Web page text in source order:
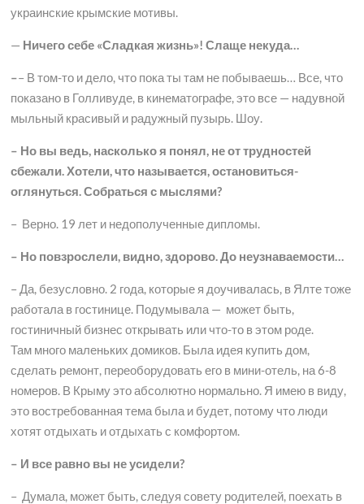
украинские крымские мотивы.
— Ничего себе «Сладкая жизнь»! Слаще некуда…
–– В том-то и дело, что пока ты там не побываешь… Все, что
показано в Голливуде, в кинематографе, это все — надувной
мыльный красивый и радужный пузырь. Шоу.
– Но вы ведь, насколько я понял, не от трудностей
сбежали. Хотели, что называется, остановиться-
оглянуться. Собраться с мыслями?
– Верно. 19 лет и недополученные дипломы.
– Но повзрослели, видно, здорово. До неузнаваемости…
– Да, безусловно. 2 года, которые я доучивалась, в Ялте тоже
работала в гостинице. Подумывала — может быть,
гостиничный бизнес открывать или что-то в этом роде.
Там много маленьких домиков. Была идея купить дом,
сделать ремонт, переоборудовать его в мини-отель, на 6-8
номеров. В Крыму это абсолютно нормально. Я имею в виду,
это востребованная тема была и будет, потому что люди
хотят отдыхать и отдыхать с комфортом.
– И все равно вы не усидели?
– Думала, может быть, следуя совету родителей, поехать в